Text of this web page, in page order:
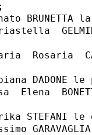
BRUNETTA
Rosaria
DADONE
Elena
STEFANI